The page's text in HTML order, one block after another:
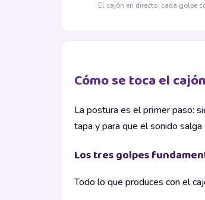
El cajón en directo: cada golpe
Cómo se toca el
La postura es el primer paso:
tapa y para que el sonido
Los tres golpes
Todo lo que produces con el